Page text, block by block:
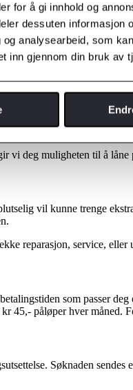
for å gi innhold og
dessuten informasjon
analysearbeid, som
inn gjennom din bruk av
Services.
fra
vi deg muligheten til å
vil kunne trenge
reparasjon, service,
som passer
45,- påløper hver måned.
Søknaden